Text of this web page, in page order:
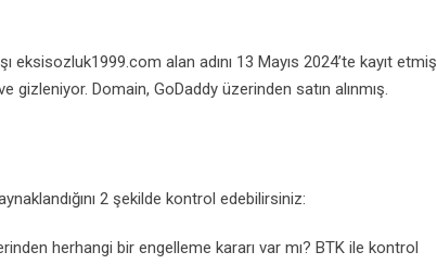
alan adını 13 Mayıs 2024’te kayıt etmiş
Domain, GoDaddy üzerinden satın alınmış.
2 şekilde kontrol edebilirsiniz:
herhangi bir engelleme kararı var mı? BTK ile kontrol